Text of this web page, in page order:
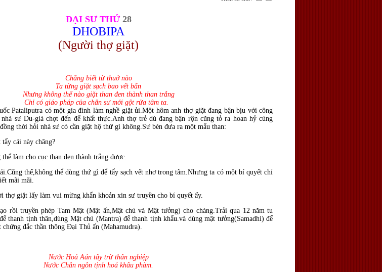
ÐẠI SƯ THỨ 28
DHOBIPA
(Người thợ giặt)
Chẳng biết từ thuở nào
Ta từng giặt sạch bao vết bẩn
Nhưng không thể nào giặt than đen thành than trắng
Chỉ có giáo pháp của chân sư mới gột rửa tâm ta.
Pataliputra có một gia đình làm nghề giặt ủi.Một hôm anh thợ giặt đang bận bịu với công
sư Du-già chợt đến để khất thực.Anh thợ trẻ dù đang bận rộn cũng tỏ ra hoan hỷ cúng
thời hỏi nhà sư có cần giặt hộ thứ gì không.Sư bèn đưa ra một mẩu than:
cái này chăng?
làm cho cục than đen thành trắng được.
thế,không thể dùng thứ gì để tẩy sạch vết nhơ trong tâm.Nhưng ta có một bí quyết chỉ
mãi mãi.
thợ giặt lấy làm vui mừng khẩn khoản xin sư truyền cho bí quyết ấy.
rồi truyền phép Tam Mật (Mật ấn,Mật chú và Mật tưởng) cho chàng.Trải qua 12 năm tu
thanh tịnh thân,dùng Mật chú (Mantra) để thanh tịnh khẩu.và dùng mật tưởng(Samadhi) để
đắc thần thông Ðại Thủ ấn (Mahamudra).
Nước Hoả Aán tẩy trừ thân nghiệp
Nước Chân ngôn tịnh hoá khẩu phàm.